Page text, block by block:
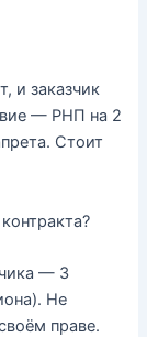
и заказчик
— РНП на 2
Стоит
— 3
Не
праве.